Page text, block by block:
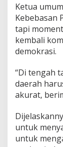
Ketua
Kebebasan
tapi
kembali
demokrasi.
“Di tengah
daerah
akurat,
untuk
untuk